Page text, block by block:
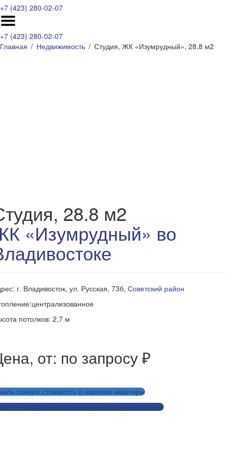
+7 (423) 280-02-07
+7 (423) 280-02-07
Главная
Недвижимость Студия, ЖК «Изумрудный», 28,8 м2
28.8 м2
«Изумрудный» во
г. Владивосток, ул. Русская, 73б, Советский район
потолков: 2,7 м
от: по запросу ₽
точную стоимость и наличие квартиры
и бесплатная помощь в одобрении ипотеки